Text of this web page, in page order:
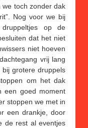
we toch zonder dak
Nog voor we bij
op de
dat het niet
niet hoeven
vrij lang
grotere druppels
om het dak
een goed moment
stoppen we met in
een drankje, door
de rest al eventjes